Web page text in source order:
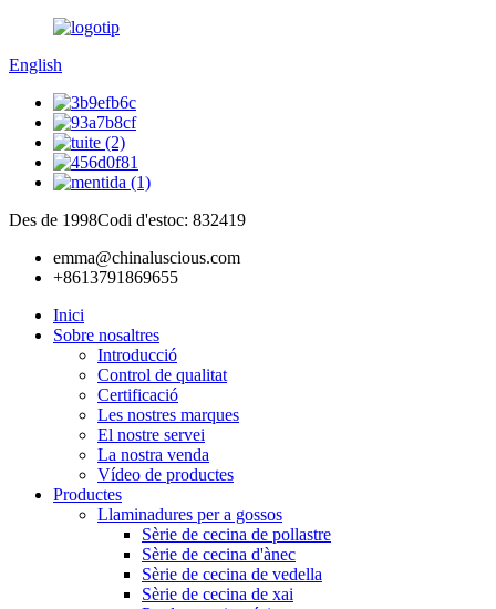
English
Des de 1998Codi d'estoc: 832419
emma@chinaluscious.com
+8613791869655
Inici
Sobre nosaltres
Introducció
Control de qualitat
Certificació
Les nostres marques
El nostre servei
La nostra venda
Vídeo de productes
Productes
Llaminadures per a gossos
Sèrie de cecina de pollastre
Sèrie de cecina d'ànec
Sèrie de cecina de vedella
Sèrie de cecina de xai